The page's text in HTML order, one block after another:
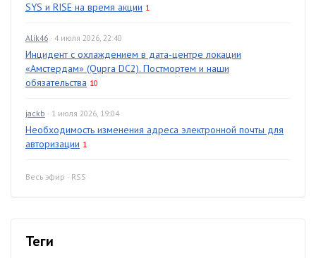
SYS и RISE на время акции 1
Alik46 · 4 июля 2026, 22:40
Инцидент с охлаждением в дата-центре локации
«Амстердам» (Qupra DC2). Постмортем и наши
обязательства 10
jackb · 1 июля 2026, 19:04
Необходимость изменения адреса электронной почты для
авторизации 1
Весь эфир · RSS
Теги